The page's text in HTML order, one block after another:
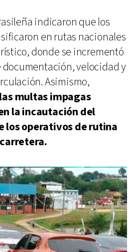
indicaron que los
en rutas nacionales
donde se incrementó
velocidad y
Asimismo,
multas impagas
la incautación del
los operativos de rutina